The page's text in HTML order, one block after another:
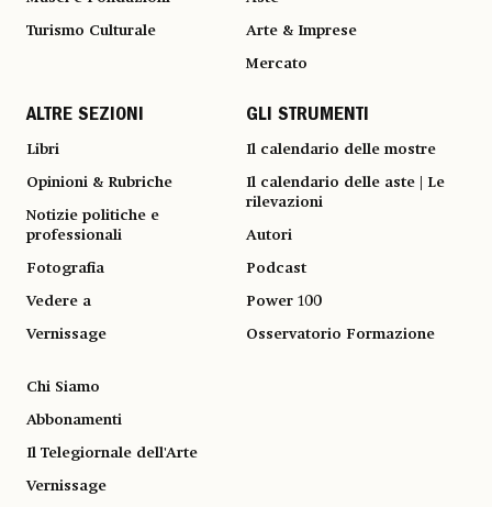
Turismo Culturale Arte & Imprese
Mercato
ALTRE SEZIONI
Libri
Opinioni & Rubriche
Notizie politiche e
professionali
Fotografia
Vedere a
Vernissage
GLI STRUMENTI
Il calendario delle mostre
Il calendario delle aste | Le
rilevazioni
Autori
Podcast
Power 100
Osservatorio Formazione
Chi Siamo
Abbonamenti
Il Telegiornale dell'Arte
Vernissage